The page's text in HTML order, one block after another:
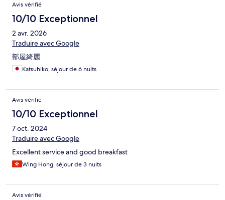
Avis vérifié
10/10 Exceptionnel
2 avr. 2026
Traduire avec Google
部屋綺麗
Katsuhiko, séjour de 6 nuits
Avis vérifié
10/10 Exceptionnel
7 oct. 2024
Traduire avec Google
Excellent service and good breakfast
Wing Hong, séjour de 3 nuits
Avis vérifié